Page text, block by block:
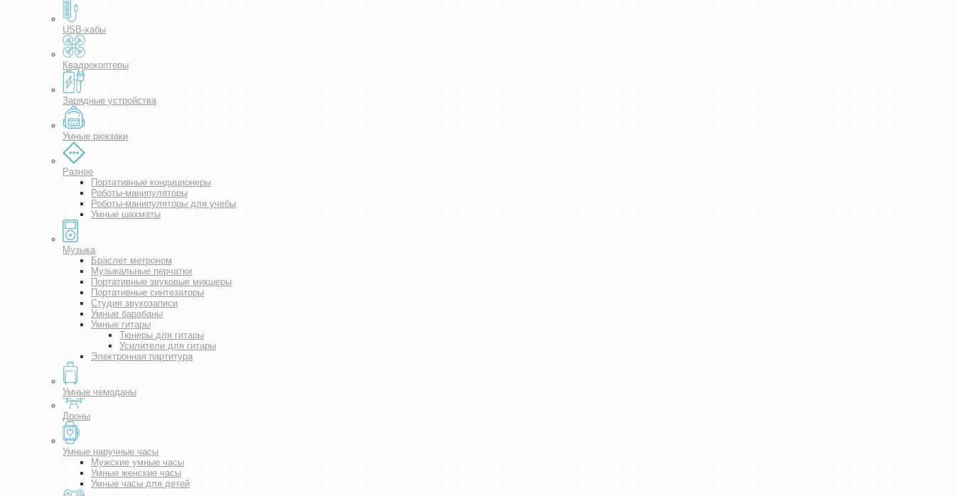
USB-хабы
Квадрокоптеры
Зарядные устройства
Умные рюкзаки
Разное
Портативные кондиционеры
Роботы-манипуляторы
Роботы-манипуляторы для учебы
Умные шахматы
Музыка
Браслет метроном
Музыкальные перчатки
Портативные звуковые микшеры
Портативные синтезаторы
Студия звукозаписи
Умные барабаны
Умные гитары
Тюнеры для гитары
Усилители для гитары
Электронная партитура
Умные чемоданы
Дроны
Умные наручные часы
Мужские умные часы
Умные женские часы
Умные часы для детей